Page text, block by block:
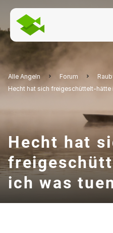
Alle Angeln Forum
Hecht hat sich freigeschüttelt-hätte
Hecht hat
ich was